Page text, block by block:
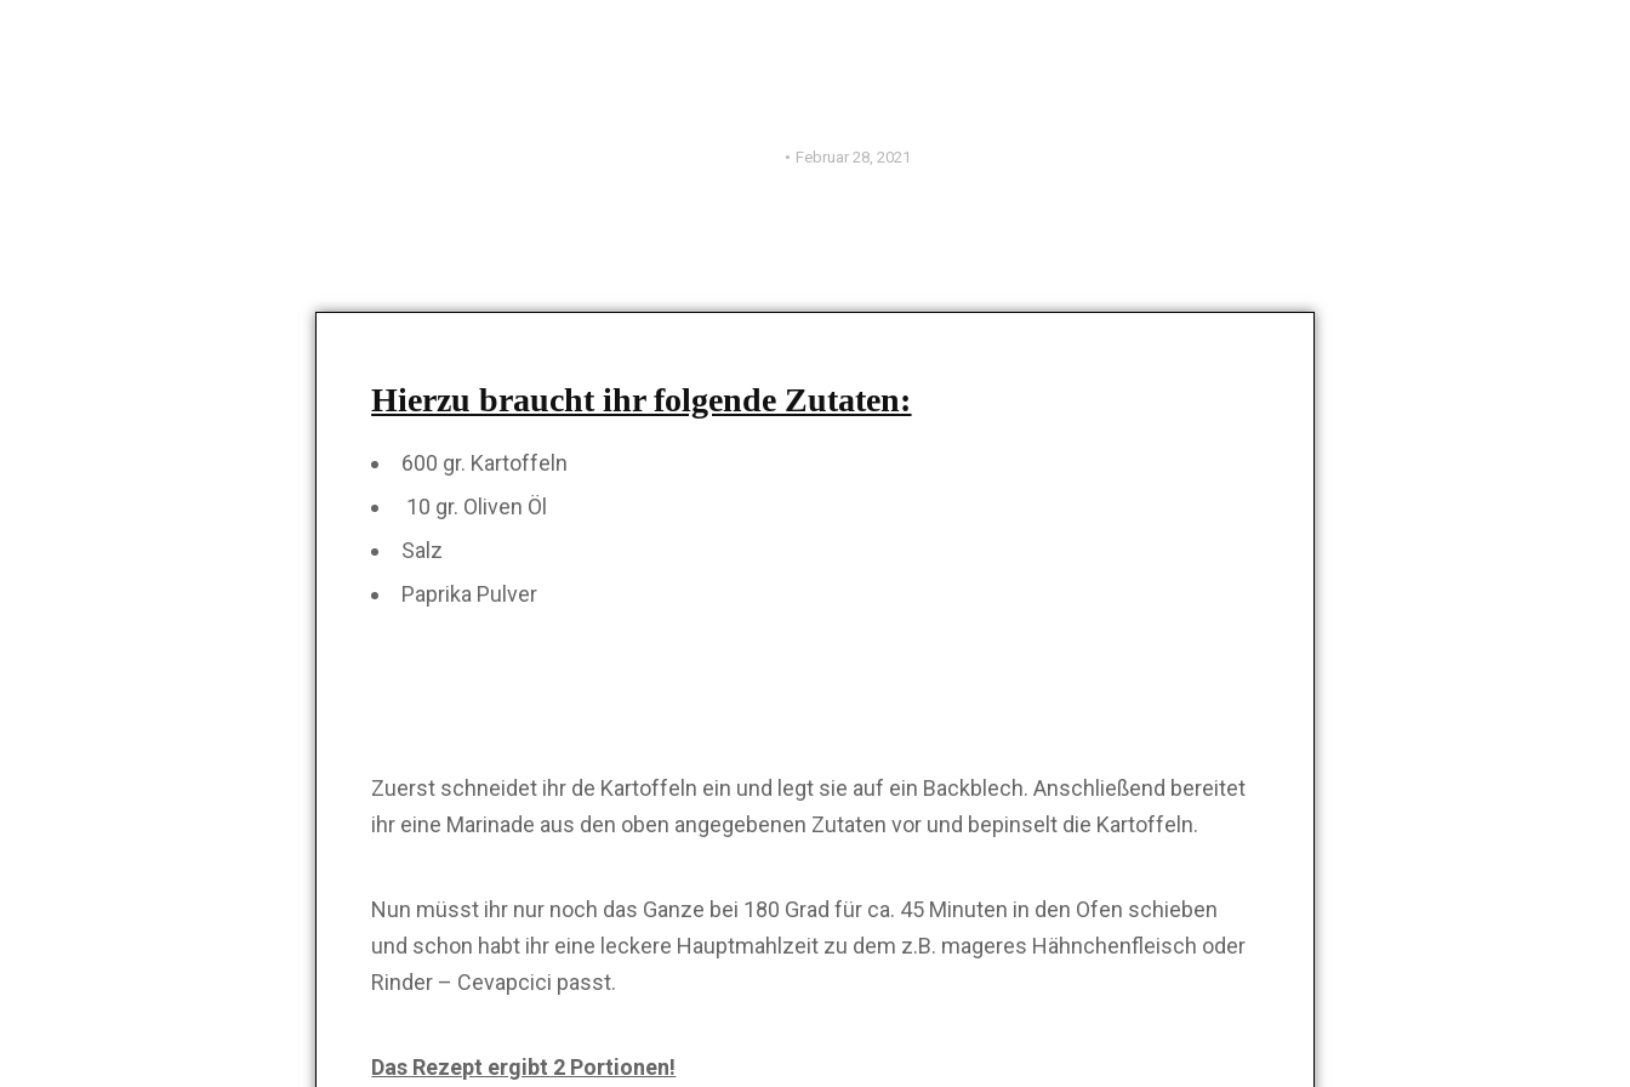
Februar 28, 2021
Hierzu braucht ihr folgende Zutaten:
600 gr. Kartoffeln
10 gr. Oliven Öl
Salz
Paprika Pulver
Zuerst schneidet ihr de Kartoffeln ein und legt sie auf ein Backblech. Anschließend bereitet
ihr eine Marinade aus den oben angegebenen Zutaten vor und bepinselt die Kartoffeln.
Nun müsst ihr nur noch das Ganze bei 180 Grad für ca. 45 Minuten in den Ofen schieben
und schon habt ihr eine leckere Hauptmahlzeit zu dem z.B. mageres Hähnchenfleisch oder
Rinder – Cevapcici passt.
Das Rezept ergibt 2 Portionen!